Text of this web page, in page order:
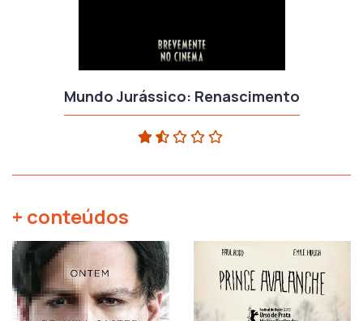
Mundo Jurássico: Renascimento
+ conteúdos